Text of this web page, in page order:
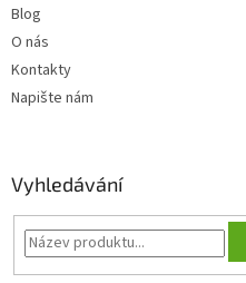
Blog
O nás
Kontakty
Napište nám
Vyhledávání